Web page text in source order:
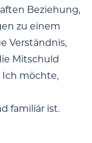
Beziehung,
zu einem
Verständnis,
Mitschuld
Ich möchte,
familiär ist.